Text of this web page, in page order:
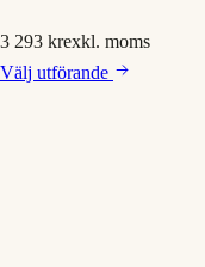
3 293 krexkl. moms
Välj utförande